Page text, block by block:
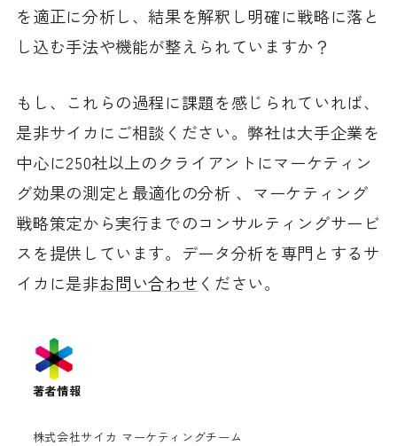
を適正に分析し、結果を解釈し明確に戦略に落と
し込む手法や機能が整えられていますか？
もし、これらの過程に課題を感じられていれば、
是非サイカにご相談ください。弊社は大手企業を
中心に250社以上のクライアントにマーケティン
グ効果の測定と最適化の分析 、マーケティング
戦略策定から実行までのコンサルティングサービ
スを提供しています。データ分析を専門とするサ
イカに是非お問い合わせ ください。
著者情報
株式会社サイカ マーケティングチーム